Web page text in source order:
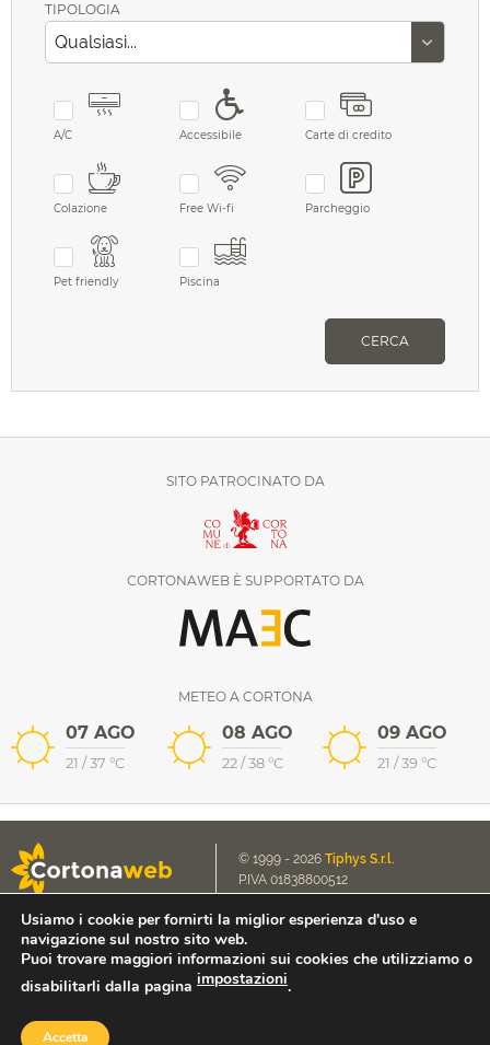
TIPOLOGIA
A/C Accessibile Carte di credito
Colazione Free Wi-fi Parcheggio
Pet friendly Piscina
CERCA
SITO PATROCINATO DA
CORTONAWEB È SUPPORTATO DA
METEO A CORTONA
07 AGO
21 /37 °C
08 AGO
22/38°C
09 AGO
21 /39 °C
© 1999 - 2026 Tiphys S.r.l.
P.IVA 01838800512
Cookie Policy
Privacy Policy
Scrivici a
Sito web by Tiphys S.r.l.
Usiamo i cookie per fornirti la miglior esperienza d'uso e
navigazione sul nostro sito web.
Puoi trovare maggiori informazioni sui cookies che utilizziamo o
disabilitarli dalla pagina impostazioni.
Accetta